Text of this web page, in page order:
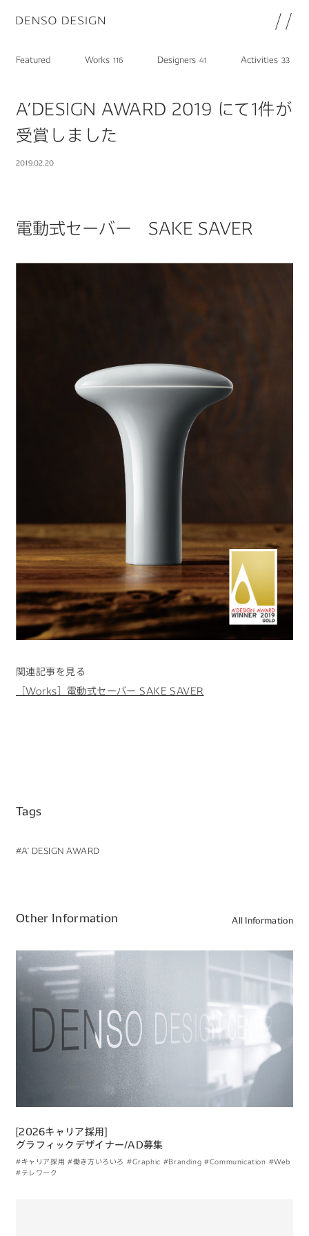
JP EN
Topics
Works
Designers
Activities
note
#物流の未来を考える
#クルマの一部をつくる仕事
#ロボットと人の関係性はどうなっていく？
#カーボンニュートラルを現実に
Featured Works 116 Designers 41 Activities 33
AʼDESIGN AWARD 2019 にて1件が
受賞しました
2019.02.20
電動式セーバー SAKE SAVER
関連記事を見る
［Works］電動式セーバー SAKE SAVER
Tags
#A' DESIGN AWARD
Other Information All Information
[2026キャリア採用]
グラフィックデザイナー/AD募集
#キャリア採用 #働き方いろいろ #Graphic #Branding #Communication #Web
#テレワーク